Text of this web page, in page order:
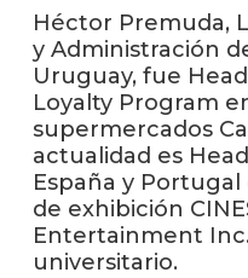
Héctor Premuda,
y Administración
Uruguay, fue
Loyalty Program
supermercados
actualidad es
España y
de exhibición
Entertainment
universitario.